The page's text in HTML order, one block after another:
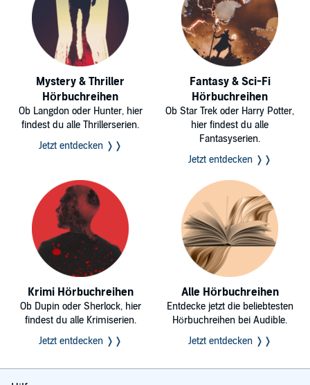
Mystery & Thriller
Hörbuchreihen
Ob Langdon oder Hunter, hier
findest du alle Thrillerserien.
Jetzt entdecken ❭❭
Fantasy & Sci-Fi
Hörbuchreihen
Ob Star Trek oder Harry Potter,
hier findest du alle
Fantasyserien.
Jetzt entdecken ❭❭
Krimi Hörbuchreihen
Ob Dupin oder Sherlock, hier
findest du alle Krimiserien.
Jetzt entdecken ❭❭
Alle Hörbuchreihen
Entdecke jetzt die beliebtesten
Hörbuchreihen bei Audible.
Jetzt entdecken ❭❭